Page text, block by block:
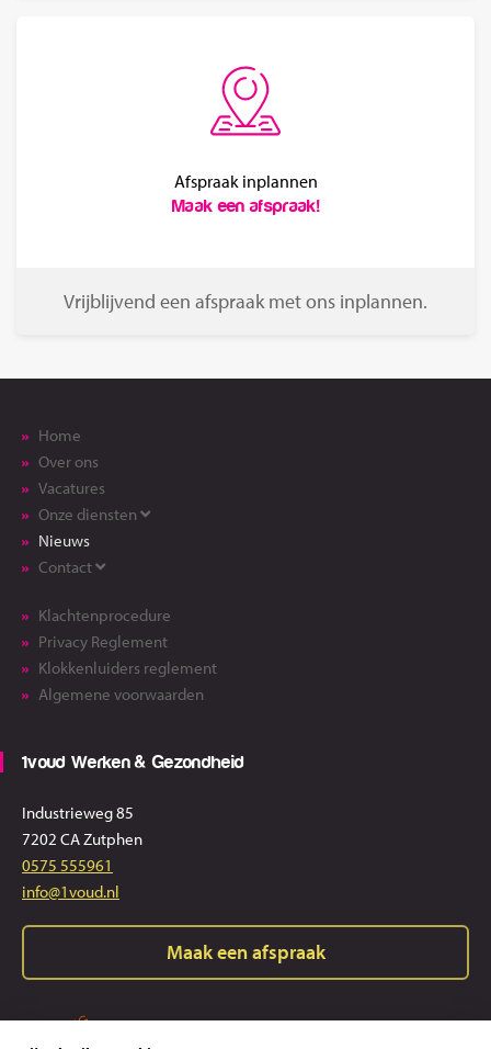
Afspraak inplannen
Maak een afspraak!
Vrijblijvend een afspraak met ons inplannen.
Home
Over ons
Vacatures
Onze diensten
Nieuws
Contact
Klachtenprocedure
Privacy Reglement
Klokkenluiders reglement
Algemene voorwaarden
1voud Werken & Gezondheid
Industrieweg 85
7202 CA Zutphen
0575 555961
info@1voud.nl
Maak een afspraak